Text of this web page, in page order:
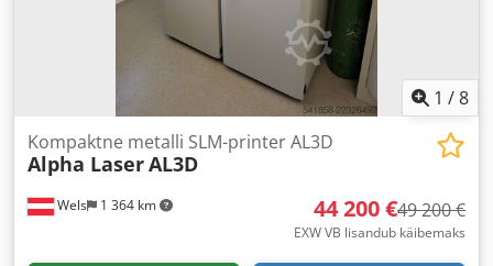
1 /8
Wels 1 364 km
Kompaktne metalli SLM-printer AL3D
Alpha LaserAL3D
44 200 €49 200 €
EXW VB lisandub käibemaks